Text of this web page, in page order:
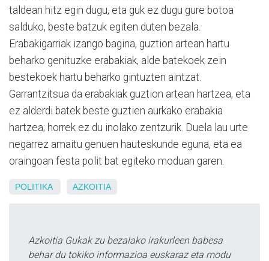
taldean hitz egin dugu, eta guk ez dugu gure botoa
salduko, beste batzuk egiten duten bezala.
Erabakigarriak izango bagina, guztion artean hartu
beharko genituzke erabakiak, alde batekoek zein
bestekoek hartu beharko gintuzten aintzat.
Garrantzitsua da erabakiak guztion artean hartzea, eta
ez alderdi batek beste guztien aurkako erabakia
hartzea; horrek ez du inolako zentzurik. Duela lau urte
negarrez amaitu genuen hauteskunde eguna, eta ea
oraingoan festa polit bat egiteko moduan garen.
POLITIKA AZKOITIA
Azkoitia Gukak zu bezalako irakurleen babesa
behar du tokiko informazioa euskaraz eta modu